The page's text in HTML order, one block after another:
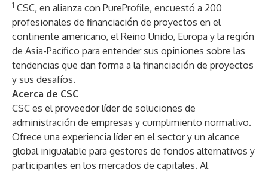
1 CSC, en alianza con PureProfile, encuestó a 200
profesionales de financiación de proyectos en el
continente americano, el Reino Unido, Europa y la región
de Asia-Pacífico para entender sus opiniones sobre las
tendencias que dan forma a la financiación de proyectos
y sus desafíos.
Acerca de CSC
CSC es el proveedor líder de soluciones de
administración de empresas y cumplimiento normativo.
Ofrece una experiencia líder en el sector y un alcance
global inigualable para gestores de fondos alternativos y
participantes en los mercados de capitales. Al